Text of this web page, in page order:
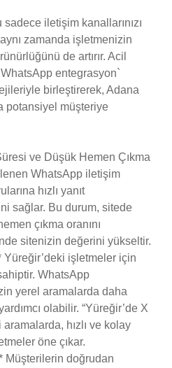
iletişim kanallarınızı
zamanda işletmenizin
de artırır. Acil
entegrasyon`
birleştirerek, Adana
potansiyel müşteriye
ve Düşük Hemen Çıkma
WhatsApp iletişim
hızlı yanıt
sağlar. Bu durum, sitede
çıkma oranını
sitenizin değerini yükseltir.
Yüreğir’deki işletmeler için
WhatsApp
yerel aramalarda daha
olabilir. “Yüreğir’de X
hızlı ve kolay
öne çıkar.
Müşterilerin doğrudan